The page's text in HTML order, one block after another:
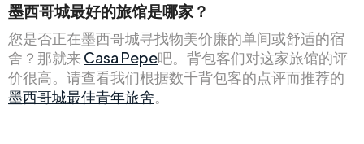
墨西哥城最好的旅馆是哪家？
您是否正在墨西哥城寻找物美价廉的单间或舒适的宿
舍？那就来Casa Pepe吧。背包客们对这家旅馆的评
价很高。请查看我们根据数千背包客的点评而推荐的
墨西哥城最佳青年旅舍。